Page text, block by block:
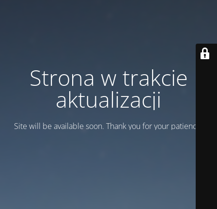
Strona w trakcie
aktualizacji
Site will be available soon. Thank you for your patience!